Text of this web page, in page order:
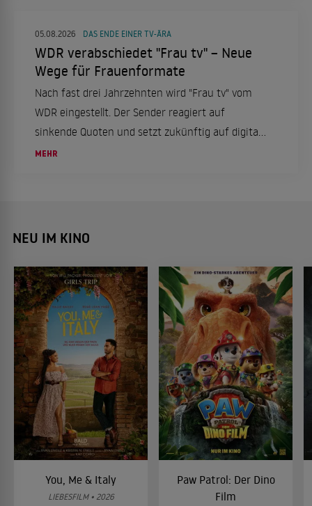
05.08.2026 DAS ENDE EINER TV-ÄRA
WDR verabschiedet "Frau tv" – Neue
Wege für Frauenformate
Nach fast drei Jahrzehnten wird "Frau tv" vom
WDR eingestellt. Der Sender reagiert auf
sinkende Quoten und setzt zukünftig auf digitale
Formate, um Frauenrechte und Emanzipation
MEHR
NEU IM KINO
You, Me & Italy
LIEBESFILM • 2026
Paw Patrol: Der Dino
Film